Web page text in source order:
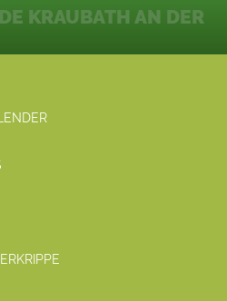
KRAUBATH AN DER